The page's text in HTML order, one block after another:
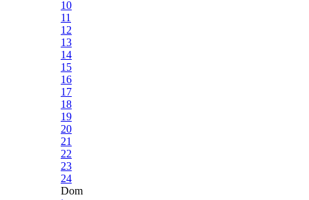
10
11
12
13
14
15
16
17
18
19
20
21
22
23
24
Dom